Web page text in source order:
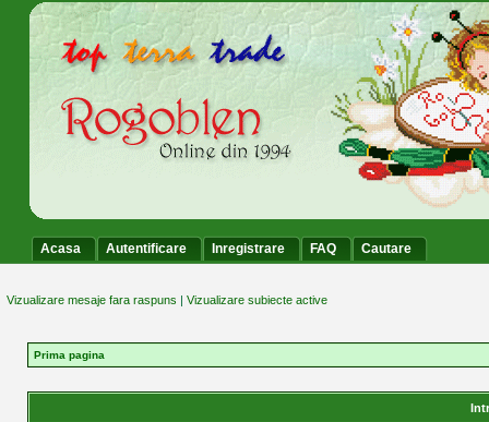
Acasa Autentificare Inregistrare FAQ Cautare
Vizualizare mesaje fara raspuns | Vizualizare subiecte active
Prima pagina